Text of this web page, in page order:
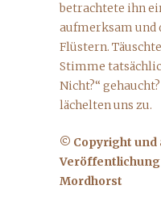
betrachtete ihn
aufmerksam und
Flüstern.
Stimme
Nicht?“
lächelten uns zu.
© Copyright und
Veröffentlichung
Mordhorst